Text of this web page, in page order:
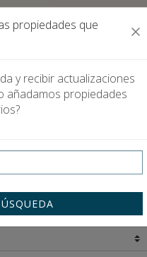
en venta
opciones.
propiedades que
y recibir actualizaciones
añadamos propiedades